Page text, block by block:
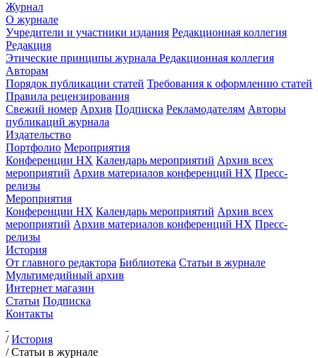
Журнал
О журнале
Учредители и участники издания Редакционная коллегия
Редакция
Этические принципы журнала Редакционная коллегия
Авторам
Порядок публикации статей Требования к оформлению статей
Правила рецензирования
Свежий номер Архив Подписка Рекламодателям Авторы
публикаций журнала
Издательство
Портфолио Мероприятия
Конференции НХ Календарь мероприятий Архив всех
мероприятий Архив материалов конференций НХ Пресс-
релизы
Мероприятия
Конференции НХ Календарь мероприятий Архив всех
мероприятий Архив материалов конференций НХ Пресс-
релизы
История
От главного редактора Библиотека Статьи в журнале
Мультимедийный архив
Интернет магазин
Статьи Подписка
Контакты
/История
/Статьи в журнале